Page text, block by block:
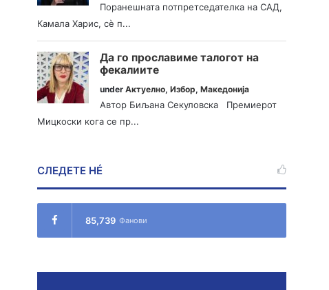
Поранешната потпретседателка на САД,
Камала Харис, сè п...
Да го прославиме талогот на
фекалиите
underАктуелно,Избор,Македонија
Автор Биљана Секуловска Премиерот
Мицкоски кога се пр...
СЛЕДЕТЕ НÉ
85,739 Фанови